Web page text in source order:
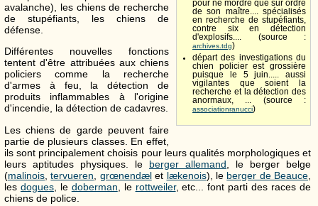
pour ne mordre que sur ordre
de son maître.... spécialisés
en recherche de stupéfiants,
contre six en détection
d'explosifs.... (source :
archives.tdg)
départ des investigations du
chien policier est grossière
puisque le 5 juin..... aussi
vigilantes que soient la
recherche et la détection des
anormaux, ... (source :
associationranucci)
avalanche), les chiens de recherche
de stupéfiants, les chiens de
défense.
Différentes nouvelles fonctions
tentent d'être attribuées aux chiens
policiers comme la recherche
d'armes à feu, la détection de
produits inflammables à l'origine
d'incendie, la détection de cadavres.
Les chiens de garde peuvent faire
partie de plusieurs classes. En effet,
ils sont principalement choisis pour leurs qualités morphologiques et
leurs aptitudes physiques. le berger allemand , le berger belge
(malinois ,tervueren grœnendælet lækenois), le berger de Beauce
les dogues, le doberman , le rottweiler, etc... font parti des races de
chiens de police.